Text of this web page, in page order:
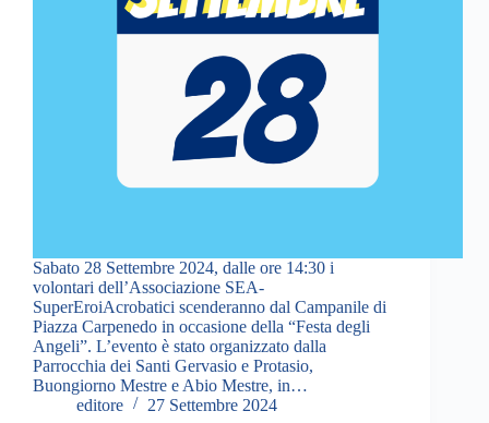
Sabato 28 Settembre 2024, dalle ore 14:30 i
volontari dell’Associazione SEA-
SuperEroiAcrobatici scenderanno dal Campanile di
Piazza Carpenedo in occasione della “Festa degli
Angeli”. L’evento è stato organizzato dalla
Parrocchia dei Santi Gervasio e Protasio,
Buongiorno Mestre e Abio Mestre, in…
editore
27 Settembre 2024